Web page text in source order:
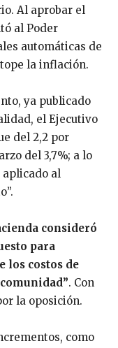
Al aprobar el
al Poder
automáticas de
la inflación.
ya publicado
el Ejecutivo
del 2,2 por
del 3,7%; a lo
aplicado al
consideró
para
los costos de
. Con
la oposición.
como